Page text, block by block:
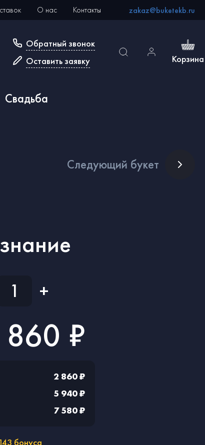
О нас Контакты zakaz@buketekb.ru
Обратный звонок
Оставить заявку
Корзина
Свадьба
+
₽
2 860 ₽
5 940 ₽
7 580 ₽
143 бонуса
Следующий букет